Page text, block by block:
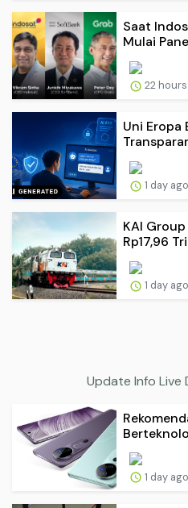
Saat
Mulai
22
Uni Eropa
1 day ago
KAI
Rp17,96
1 day ago
Update Info Live
1 day ago